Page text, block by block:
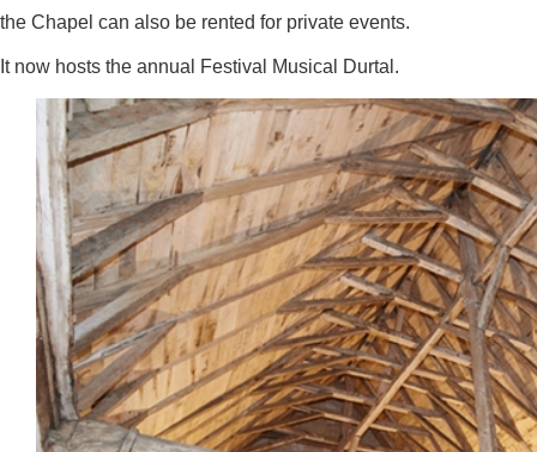
the Chapel can also be rented for private events.
It now hosts the annual Festival Musical Durtal.